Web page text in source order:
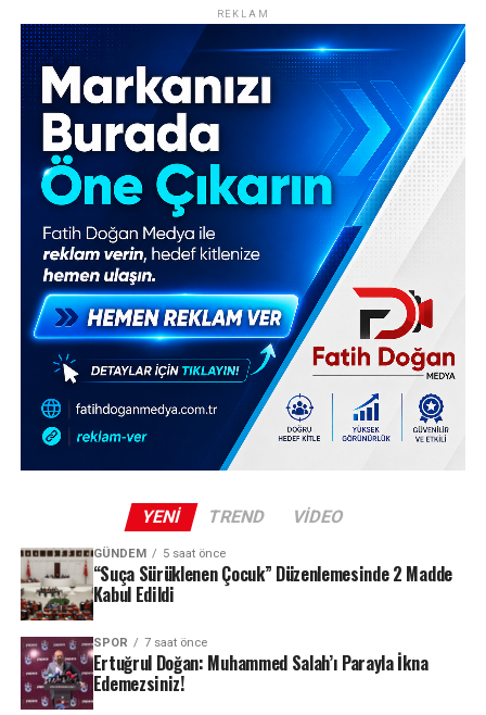
REKLAM
YENI TREND VIDEO
GÜNDEM 5 saat önce
“Suça Sürüklenen Çocuk” Düzenlemesinde 2 Madde
Kabul Edildi
SPOR 7 saat önce
Ertuğrul Doğan: Muhammed Salah’ı Parayla İkna
Edemezsiniz!